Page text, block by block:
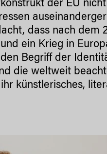
der EU
dass nach dem
ein Krieg in
Begriff der
die weltweit
künstlerisches,